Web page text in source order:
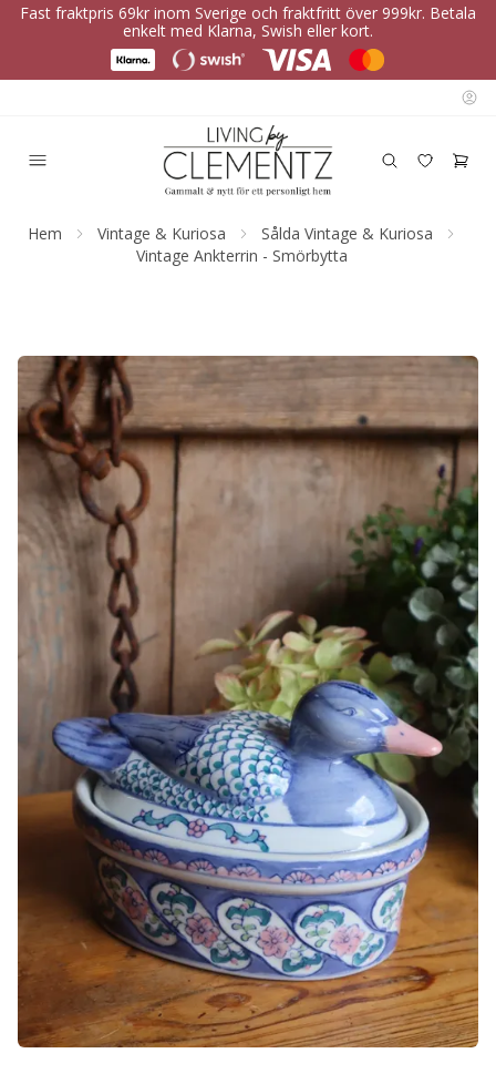
Fast fraktpris 69kr inom Sverige och fraktfritt över 999kr. Betala
enkelt med Klarna, Swish eller kort.
Hem Vintage & Kuriosa
Sålda Vintage & Kuriosa
Vintage Ankterrin - Smörbytta